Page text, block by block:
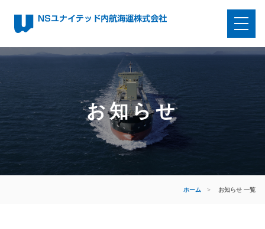
お知らせ
ホーム > お知らせ 一覧